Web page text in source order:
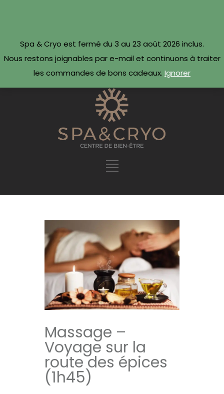
Réserver maintenant ·
Massage –
Voyage sur la
route des épices
(1h45)
Spa & Cryo est fermé du 3 au 23 août 2026 inclus.
Nous restons joignables par e-mail et continuons à traiter
les commandes de bons cadeaux. Ignorer